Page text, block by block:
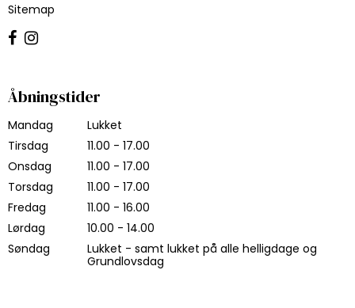
Sitemap
Åbningstider
Mandag
Lukket
Tirsdag
11.00 - 17.00
Onsdag
11.00 - 17.00
Torsdag
11.00 - 17.00
Fredag
11.00 - 16.00
Lørdag
10.00 - 14.00
Søndag
Lukket - samt lukket på alle helligdage og
Grundlovsdag